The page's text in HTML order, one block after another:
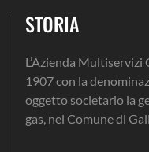
STORIA
L’Azienda Multiservizi
1907 con la
oggetto societario la
gas, nel Comune di